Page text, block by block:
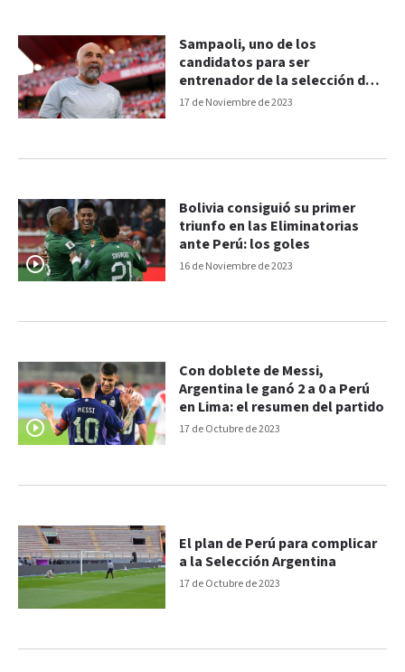
17 de Noviembre de 2023
Sampaoli, uno de los
candidatos para ser
entrenador de la selección de
Perú
16 de Noviembre de 2023
Bolivia consiguió su primer
triunfo en las Eliminatorias
ante Perú: los goles
17 de Octubre de 2023
Con doblete de Messi,
Argentina le ganó 2 a 0 a Perú
en Lima: el resumen del partido
17 de Octubre de 2023
El plan de Perú para complicar
a la Selección Argentina